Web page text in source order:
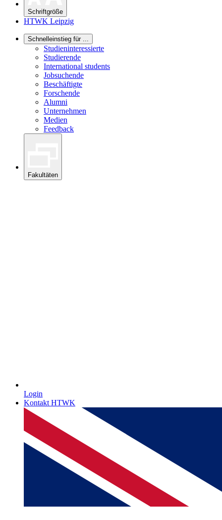
Schriftgröße
HTWK Leipzig
Schnelleinstieg für ...
Studieninteressierte
Studierende
International students
Jobsuchende
Beschäftigte
Forschende
Alumni
Unternehmen
Medien
Feedback
Fakultäten
Login
Kontakt HTWK